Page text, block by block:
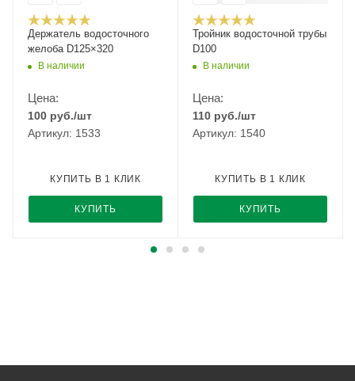
Держатель водосточного
желоба D125×320
В наличии
Цена:
100 руб./шт
Артикул: 1533
КУПИТЬ
КУПИТЬ В 1 КЛИК
Тройник водосточной трубы
D100
В наличии
Цена:
110 руб./шт
Артикул: 1540
КУПИТЬ
КУПИТЬ В 1 КЛИК